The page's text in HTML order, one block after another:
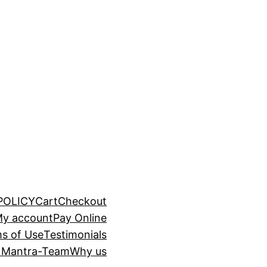
CartCheckout
accountPay Online
of UseTestimonials
TeamWhy us